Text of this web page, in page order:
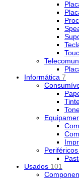
Informática 7
Periféricos
Usados 101